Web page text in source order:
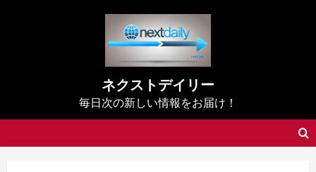
ネクストデイリー
毎日次の新しい情報をお届け！